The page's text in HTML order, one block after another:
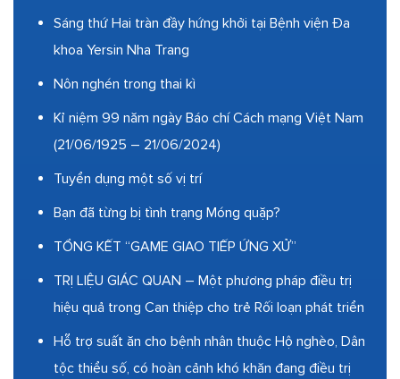
Sáng thứ Hai tràn đầy hứng khởi tại Bệnh viện Đa
khoa Yersin Nha Trang
Nôn nghén trong thai kì
Kỉ niệm 99 năm ngày Báo chí Cách mạng Việt Nam
(21/06/1925 – 21/06/2024)
Tuyển dụng một số vị trí
Bạn đã từng bị tình trạng Móng quặp?
TỔNG KẾT “GAME GIAO TIẾP ỨNG XỬ”
TRỊ LIỆU GIÁC QUAN – Một phương pháp điều trị
hiệu quả trong Can thiệp cho trẻ Rối loạn phát triển
Hỗ trợ suất ăn cho bệnh nhân thuộc Hộ nghèo, Dân
tộc thiểu số, có hoàn cảnh khó khăn đang điều trị